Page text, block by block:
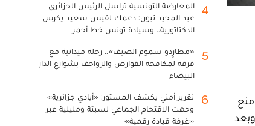
4
المعارضة التونسية تراسل الرئيس الجزائري
عبد المجيد تبون: دعمك لقيس سعيد يكرس
الدكتاتورية.. وسيادة تونس خط أحمر
5
«مطارِدو سموم الصيف».. رحلة ميدانية مع
فرقة لمكافحة القوارض والزواحف بشوارع الدار
البيضاء
6
تقرير أمني يكشف المستور: «أيادي جزائرية»
وجهت الاقتحام الجماعي لسبتة ومليلية عبر
«غرفة قيادة رقمية»